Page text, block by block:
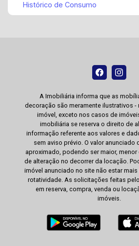
Histórico de Consumo
A Imobiliária informa que as
decoração são meramente ilustrativos -
imóvel, exceto nos casos de
imobiliária se reserva o direito de
informação referente aos valores e
sem aviso prévio. O valor anunciado
aproximado, podendo ser maior, menor
de alteração no decorrer da locação.
imóvel anunciado no site não estar
rotatividade. As solicitações feitas
em reserva, compra, venda ou
imóveis.